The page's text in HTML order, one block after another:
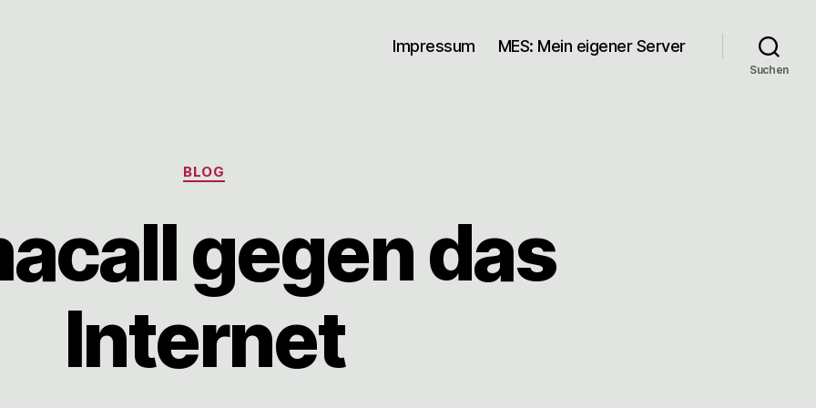
Impressum MES: Mein eigener Server
Suchen
Kategorien
BLOG
gegen das
Internet